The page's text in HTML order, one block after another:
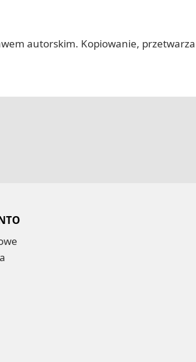
autorskim. Kopiowanie,